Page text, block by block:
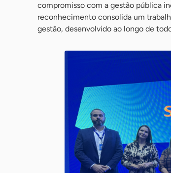
compromisso com a gestão pública
reconhecimento consolida um
gestão, desenvolvido ao longo de